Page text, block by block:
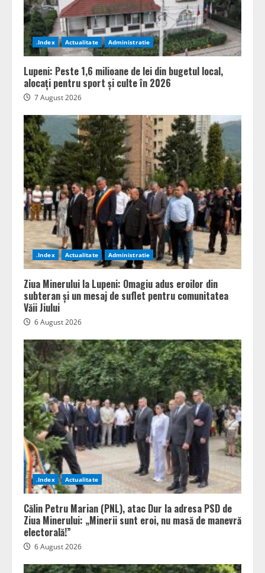
.Index Actualitate Administratie
Lupeni: Peste 1,6 milioane de lei din bugetul local,
alocați pentru sport și culte în 2026
7 August 2026
.Index Actualitate Administratie
Ziua Minerului la Lupeni: Omagiu adus eroilor din
subteran și un mesaj de suflet pentru comunitatea
Văii Jiului
6 August 2026
.Index Actualitate
Călin Petru Marian (PNL), atac Dur la adresa PSD de
Ziua Minerului: „Minerii sunt eroi, nu masă de manevră
electorală!”
6 August 2026